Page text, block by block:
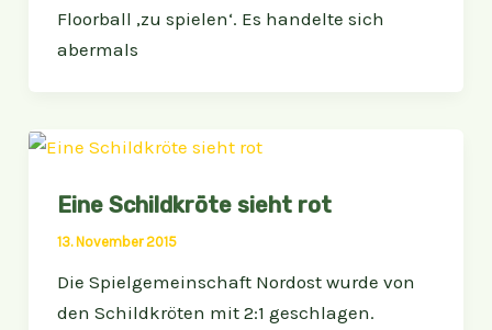
Floorball ‚zu spielen‘. Es handelte sich
abermals
Eine Schildkröte sieht rot
13. November 2015
Die Spielgemeinschaft Nordost wurde von
den Schildkröten mit 2:1 geschlagen.